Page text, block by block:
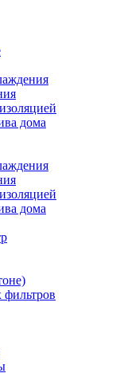
дома
дома
фильтров